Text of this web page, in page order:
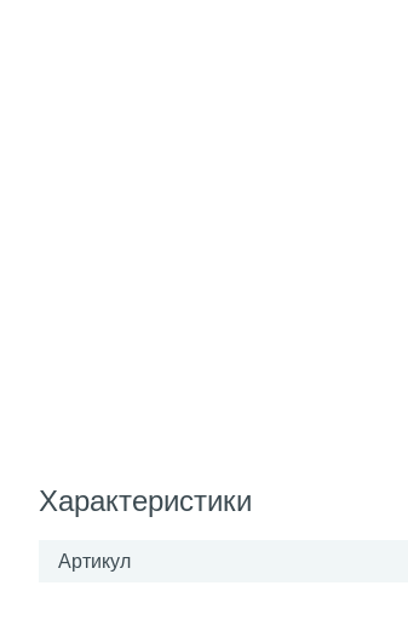
Характеристики
Артикул